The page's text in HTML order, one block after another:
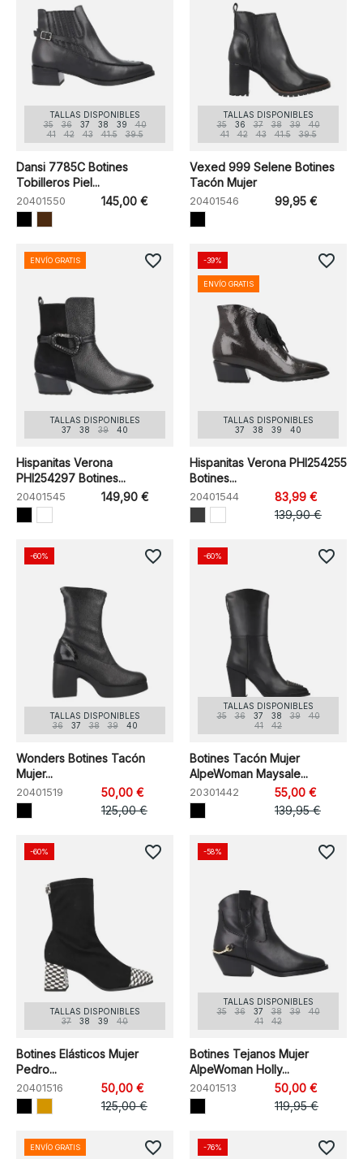
TALLAS DISPONIBLES
35
36 37 38 39
40
41
42 43 41.5 39.5
Dansi 7785C Botines
Tobilleros Piel...
20401550 145,00 €
TALLAS DISPONIBLES
35
36 37 38 39
40
41
42 43 41.5 39.5
Vexed 999 Selene Botines
Tacón Mujer
20401546 99,95 €
TALLAS DISPONIBLES
37
38 39 40
Hispanitas Verona
PHI254297 Botines...
20401545 149,90 €
ENVÍO GRATIS favorite_border
TALLAS DISPONIBLES
37
38 39 40
Hispanitas Verona PHI254255
Botines...
20401544
83,99 €
139,90 €
-39%
ENVÍO GRATIS
favorite_border
TALLAS DISPONIBLES
36
37 38 39 40
Wonders Botines Tacón
Mujer...
20401519
50,00 €
125,00 €
-60% favorite_border
TALLAS DISPONIBLES
35
36 37 38 39
40
41
42
Botines Tacón Mujer
AlpeWoman Maysale...
20301442
55,00 €
139,95 €
-60% favorite_border
TALLAS DISPONIBLES
37
38 39 40
Botines Elásticos Mujer
Pedro...
20401516
50,00 €
125,00 €
-60% favorite_border
TALLAS DISPONIBLES
35
36 37 38 39
40
41
42
Botines Tejanos Mujer
AlpeWoman Holly...
20401513
50,00 €
119,95 €
-58% favorite_border
ENVÍO GRATIS favorite_border -76% favorite_border